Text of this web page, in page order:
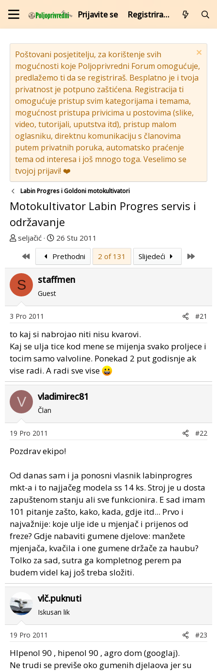
Prijavite se Registrirajte se
Poštovani posjetitelju, za korištenje svih
mogućnosti koje Poljoprivredni Forum omogućuje,
predlažemo ti da se registriraš. Besplatno je i tvoja
privatnost je potpuno zaštićena. Registracija ti
omogućuje pristup svim kategorijama i temama,
mogućnost pristupa privicima u postovima (slike,
video, tutorijali, uputstva itd), pristup malom
oglasniku, direktnu komunikaciju s članovima
putem privatnih poruka, automatsko praćenje
tema od interesa i još mnogo toga. Veselimo se
tvojoj prijavi! ❤️
Labin Progres i Goldoni motokultivatori
Motokultivator Labin Progres servis i
održavanje
T
m
u
p
o
r
e
n
u
o
seljačić
D
a
t
u
m
p
o
g
p
o
t
a
26 Stu 2011
First
Prethodni 2 of 131 Slijedeći
S staffmen
Guest
3 Pro 2011 #21
to kaj si nabrojao niti nisu kvarovi.
Kaj se ulja tice kod mene se mijenja svako proljece i
tocim samo valvoline. Ponekad 2 put godisnje ak
vise radi. A radi sve vise
V vladimirec81
Član
19 Pro 2011 #22
Pozdrav ekipo!
Od danas sam i ja ponosni vlasnik labinprogres
mkt-a i to najjačeg modela ss 14 ks. Stroj je u dosta
zapuštenom stanju ali sve funkcionira. E sad imam
101 pitanje zašto, kako, kada, gdje itd... Prvo i
najvažnije: koje ulje ide u mjenjač i prijenos od
freze? Gdje nabaviti gumene djelove: manžete
mjenjača, kvačila i one gumene držače za haubu?
Tolko za sad, sutra ga kompletnog perem pa
budem videl kaj još treba složiti.
vlč.puknuti
Iskusan lik
19 Pro 2011 #23
HIpenol 90 , hipenol 90 , agro dom (googlaj).
Ne trudi se previše oko gumenih djelaova jer su